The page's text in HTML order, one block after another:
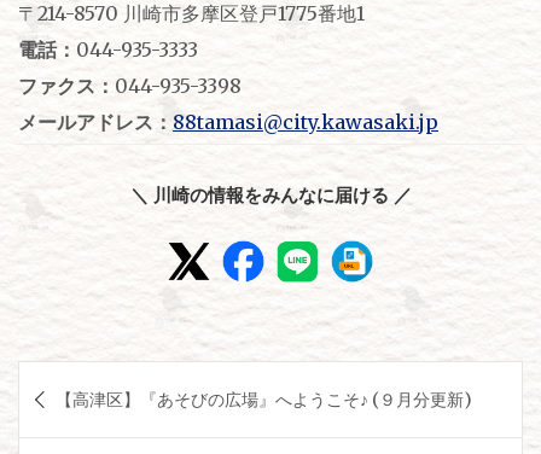
〒214-8570 川崎市多摩区登戸1775番地1
電話： 044-935-3333
ファクス： 044-935-3398
メールアドレス： 88tamasi@city.kawasaki.jp
＼ 川崎の情報をみんなに届ける ／
稿
【高津区】『あそびの広場』へようこそ♪ (９月分更新)